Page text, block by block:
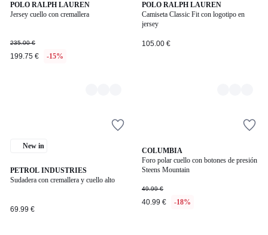
POLO RALPH LAUREN
Jersey cuello con cremallera
235.00 €
199.75 € -15%
2
Colores
POLO RALPH LAUREN
Camiseta Classic Fit con logotipo en
jersey
105.00 €
2
Colores
New in
PETROL INDUSTRIES
Sudadera con cremallera y cuello alto
69.99 €
COLUMBIA
Foro polar cuello con botones de presión
Steens Mountain
49.99 €
40.99 € -18%
2
Colores